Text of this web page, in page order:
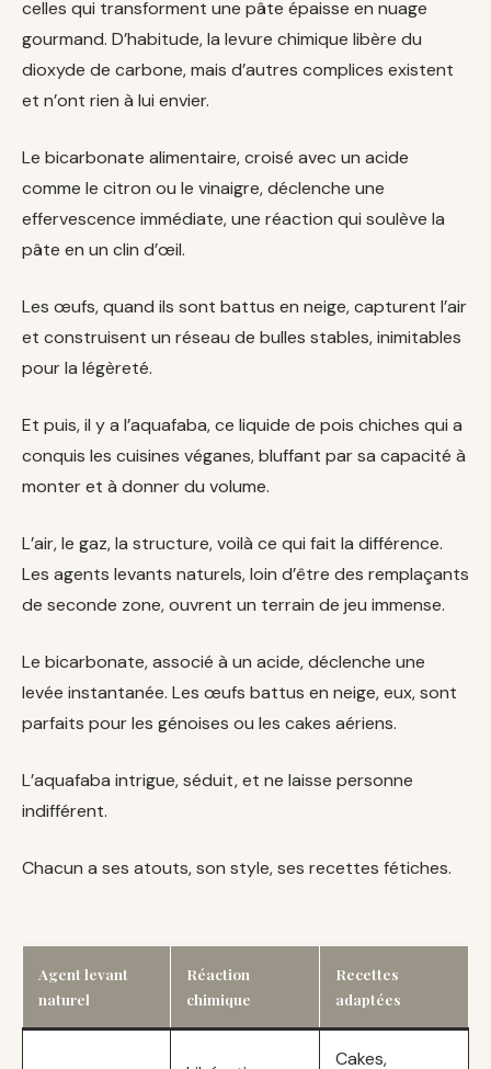
celles qui transforment une pâte épaisse en nuage
gourmand. D’habitude, la levure chimique libère du
dioxyde de carbone, mais d’autres complices existent
et n’ont rien à lui envier.
Le bicarbonate alimentaire, croisé avec un acide
comme le citron ou le vinaigre, déclenche une
effervescence immédiate, une réaction qui soulève la
pâte en un clin d’œil.
Les œufs, quand ils sont battus en neige, capturent l’air
et construisent un réseau de bulles stables, inimitables
pour la légèreté.
Et puis, il y a l’aquafaba, ce liquide de pois chiches qui a
conquis les cuisines véganes, bluffant par sa capacité à
monter et à donner du volume.
L’air, le gaz, la structure, voilà ce qui fait la différence.
Les agents levants naturels, loin d’être des remplaçants
de seconde zone, ouvrent un terrain de jeu immense.
Le bicarbonate, associé à un acide, déclenche une
levée instantanée. Les œufs battus en neige, eux, sont
parfaits pour les génoises ou les cakes aériens.
L’aquafaba intrigue, séduit, et ne laisse personne
indifférent.
Chacun a ses atouts, son style, ses recettes fétiches.
Agent levant
naturel
Réaction
chimique
Recettes
adaptées
Cakes,